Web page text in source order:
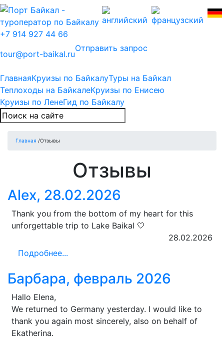
+7 914 927 44 66
tour@port-baikal.ru
Отправить запрос
ГлавнаяКруизы по БайкалуТуры на Байкал
Теплоходы на БайкалеКруизы по Енисею
Круизы по ЛенеГид по Байкалу
Главная /Отзывы
Отзывы
Alex, 28.02.2026
Thank you from the bottom of my heart for this
unforgettable trip to Lake Baikal 🤍
28.02.2026
Подробнее...
Барбара, февраль 2026
Hallo Elena,
We returned to Germany yesterday. I would like to
thank you again most sincerely, also on behalf of
Ekatherina.